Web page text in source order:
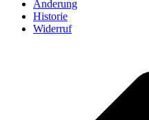
Änderung
Historie
Widerruf